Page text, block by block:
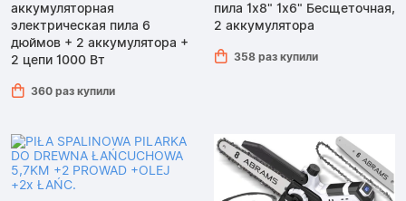
аккумуляторная
электрическая пила 6
дюймов + 2 аккумулятора +
2 цепи 1000 Вт
360 раз купили
пила 1x8" 1x6" Бесщеточная,
2 аккумулятора
358 раз купили